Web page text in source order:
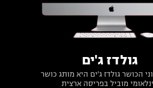
גולדז ג'ים
הכושר גולדז ג'ים היא מותג כושר
מוביל בפריסה ארצית